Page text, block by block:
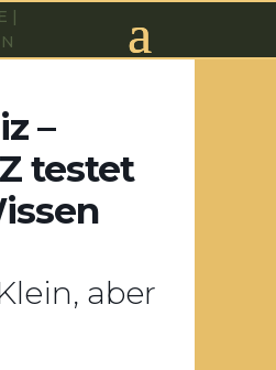
–
testet
aber